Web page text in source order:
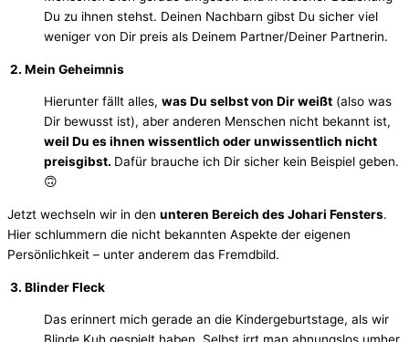
Du zu ihnen stehst. Deinen Nachbarn gibst Du sicher viel
weniger von Dir preis als Deinem Partner/Deiner Partnerin.
2. Mein Geheimnis
Hierunter fällt alles, was Du selbst von Dir weißt (also was
Dir bewusst ist), aber anderen Menschen nicht bekannt ist,
weil Du es ihnen wissentlich oder unwissentlich nicht
preisgibst. Dafür brauche ich Dir sicher kein Beispiel geben.
🙃
Jetzt wechseln wir in den unteren Bereich des Johari Fensters.
Hier schlummern die nicht bekannten Aspekte der eigenen
Persönlichkeit – unter anderem das Fremdbild.
3. Blinder Fleck
Das erinnert mich gerade an die Kindergeburtstage, als wir